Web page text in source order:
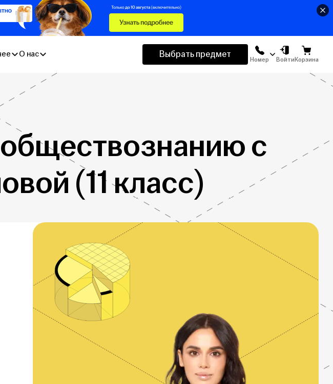
О нас Выбрать предмет
Номер ВойтиКорзина
с
(11 класс)